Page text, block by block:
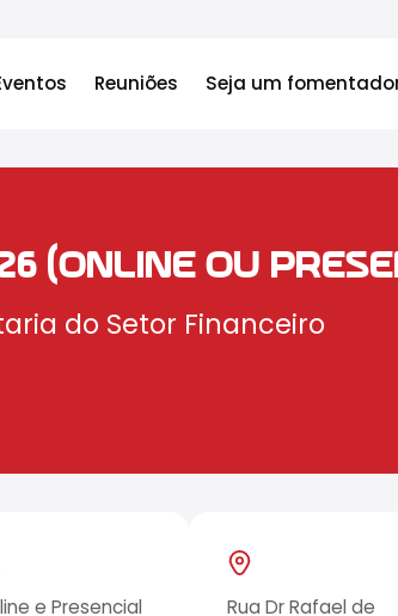
Reuniões Seja um
(ONLINE OU
do Setor Financeiro
e Presencial
Rua Dr Rafael de